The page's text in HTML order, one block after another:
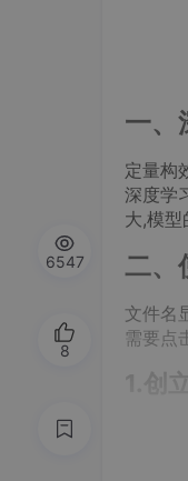
一、
定量构
深度学
大,模型
二、
文件名
需要点
6547
8